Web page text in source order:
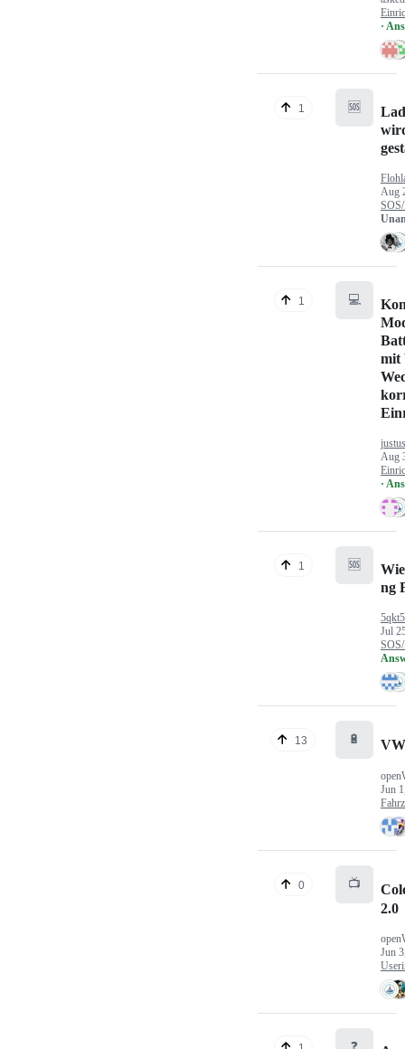
·
1 🆘
Aug
1 💻
mit
Aug
·
1 🆘
ng
Jul
13 🔋
Jun
0 📺
2.0
Jun